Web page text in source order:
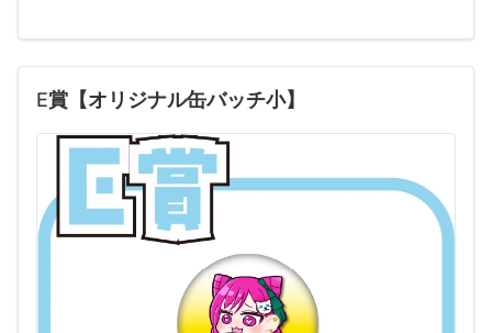
E賞【オリジナル缶バッチ小】